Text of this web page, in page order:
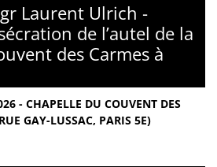
Laurent Ulrich -
de l’autel de la
des Carmes à
- CHAPELLE DU COUVENT DES
GAY-LUSSAC, PARIS 5E)